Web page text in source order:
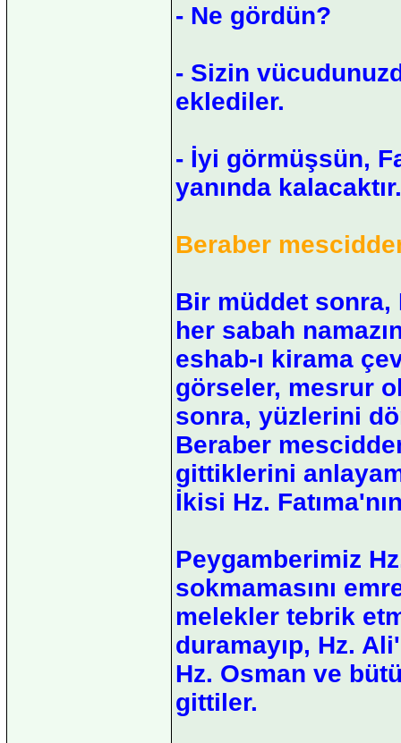
- Ne gördün?
- Sizin
eklediler.
- İyi görmüşsün,
yanında kalacaktır.
Beraber
Bir müddet sonra,
her sabah
eshab-ı kirama
görseler, mesrur
sonra, yüzlerini
Beraber
gittiklerini
İkisi Hz.
Peygamberimiz
sokmamasını
melekler tebrik
duramayıp, Hz.
Hz. Osman ve
gittiler.